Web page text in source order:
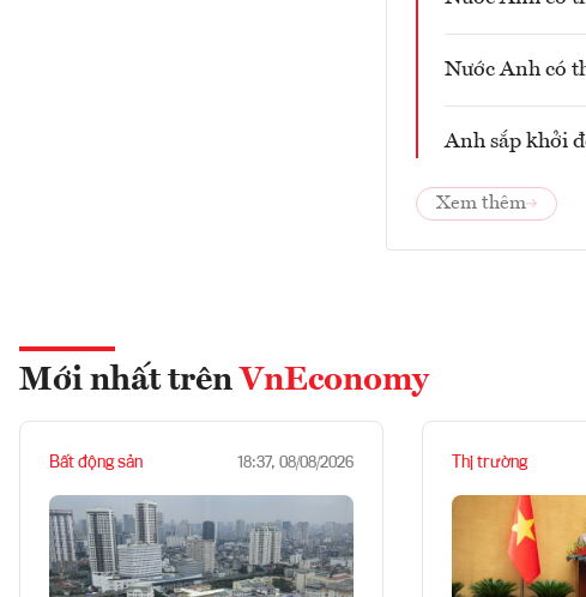
Nước Anh có
Anh sắp khởi
Xem thêm
Mới nhất trên VnEconomy
Bất động sản 18:37, 08/08/2026 Thị trường